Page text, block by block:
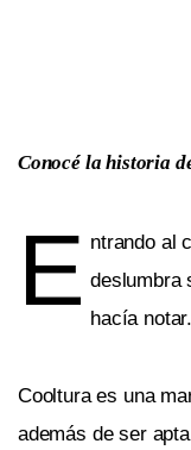
Conocé la historia
E ntrando al
deslumbra
hacía notar.
Cooltura es una
además de ser